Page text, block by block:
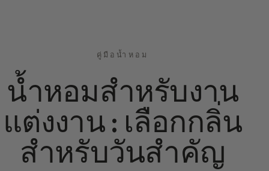
คู่มือน้ำหอม
น้ำหอมสำหรับงาน
แต่งงาน : เลือกกลิ่น
สำหรับวันสำคัญ